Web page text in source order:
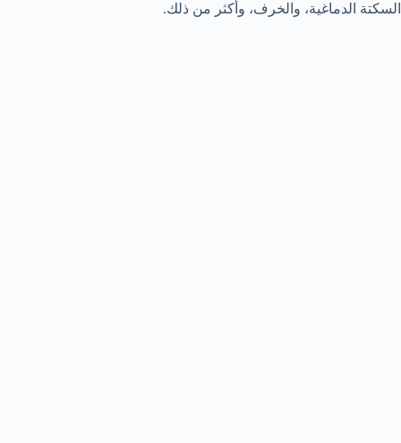
السكتة الدماغية، والخرف، وأكثر من ذلك.